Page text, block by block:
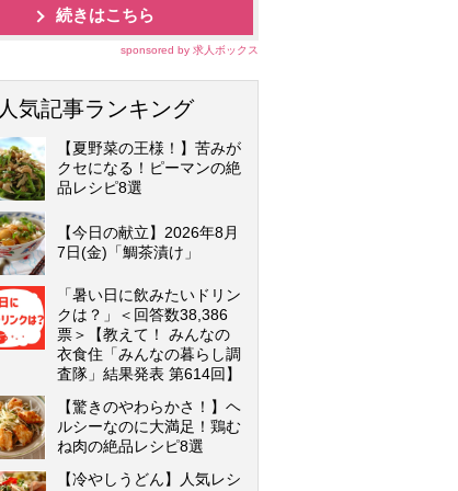
続きはこちら
sponsored by 求人ボックス
人気記事ランキング
【夏野菜の王様！】苦みが
クセになる！ピーマンの絶
品レシピ8選
【今日の献立】2026年8月
7日(金)「鯛茶漬け」
「暑い日に飲みたいドリン
クは？」＜回答数38,386
票＞【教えて！ みんなの
衣食住「みんなの暮らし調
査隊」結果発表 第614回】
【驚きのやわらかさ！】ヘ
ルシーなのに大満足！鶏む
ね肉の絶品レシピ8選
【冷やしうどん】人気レシ